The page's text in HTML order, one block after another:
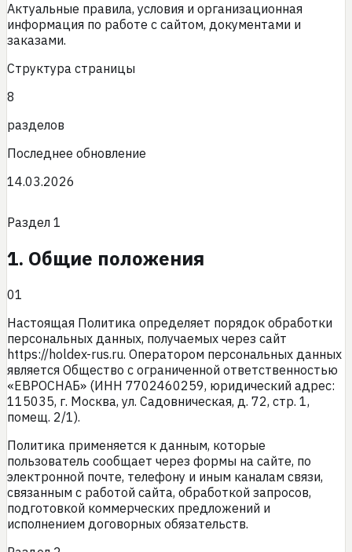
Актуальные правила, условия и организационная
информация по работе с сайтом, документами и
заказами.
Структура страницы
8
разделов
Последнее обновление
14.03.2026
Раздел 1
1. Общие положения
01
Настоящая Политика определяет порядок обработки
персональных данных, получаемых через сайт
https://holdex-rus.ru. Оператором персональных данных
является Общество с ограниченной ответственностью
«ЕВРОСНАБ» (ИНН 7702460259, юридический адрес:
115035, г. Москва, ул. Садовническая, д. 72, стр. 1,
помещ. 2/1).
Политика применяется к данным, которые
пользователь сообщает через формы на сайте, по
электронной почте, телефону и иным каналам связи,
связанным с работой сайта, обработкой запросов,
подготовкой коммерческих предложений и
исполнением договорных обязательств.